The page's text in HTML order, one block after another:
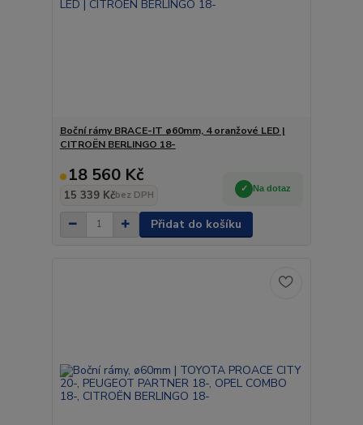
Boční rámy BRACE-IT ø60mm, 4 oranžové LED |
CITROËN BERLINGO 18-
18 560 Kč
15 339 Kčbez DPH
Na dotaz
Přidat do košíku